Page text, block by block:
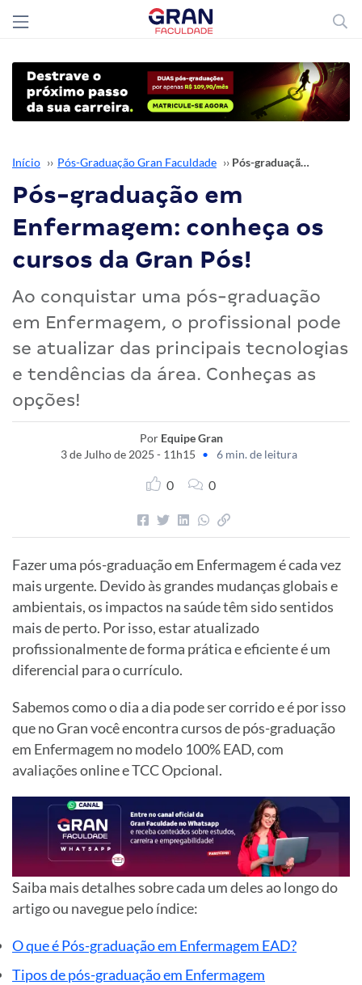
Início ›› Pós-Graduação Gran Faculdade ›› Pós-graduação em Enfermagem: conheça os cursos da Gran Pós!
Pós-graduação em
Enfermagem: conheça os
cursos da Gran Pós!
Ao conquistar uma pós-graduação
em Enfermagem, o profissional pode
se atualizar das principais tecnologias
e tendências da área. Conheças as
opções!
Por Equipe Gran
3 de Julho de 2025 - 11h15 • 6 min. de leitura
0 0
Fazer uma pós-graduação em Enfermagem é cada vez
mais urgente. Devido às grandes mudanças globais e
ambientais, os impactos na saúde têm sido sentidos
mais de perto. Por isso, estar atualizado
profissionalmente de forma prática e eficiente é um
diferencial para o currículo.
Sabemos como o dia a dia pode ser corrido e é por isso
que no Gran você encontra cursos de pós-graduação
em Enfermagem no modelo 100% EAD, com
avaliações online e TCC Opcional.
Saiba mais detalhes sobre cada um deles ao longo do
artigo ou navegue pelo índice:
O que é Pós-graduação em Enfermagem EAD?
Tipos de pós-graduação em Enfermagem